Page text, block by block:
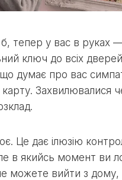
б, тепер у вас в руках
ключ до всіх
що думає про вас
Захвилювалися
Це дає ілюзію
в якийсь момент ви
можете вийти з дому,